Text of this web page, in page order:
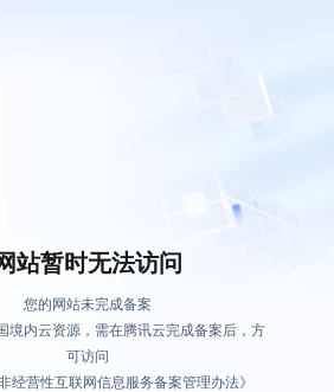
站暂时无法访问
您的网站未完成备案
境内云资源，需在腾讯云完成备案后，方
可访问
经营性互联网信息服务备案管理办法》